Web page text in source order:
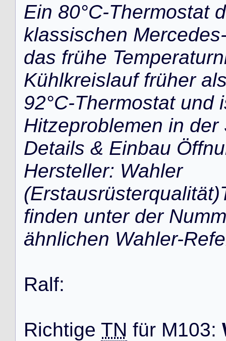
Ein 80°C-Thermostat
klassischen
das frühe
Kühlkreislauf früher
92°C-Thermostat und
Hitzeproblemen in
Details & Einbau
Hersteller: Wahler
finden unter der
ähnlichen Wahler-
Ralf:
Richtige TN für M103: